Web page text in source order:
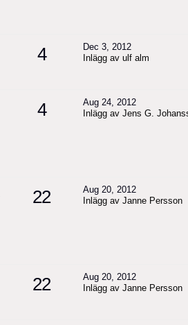
4
Dec 3, 2012
Inlägg av ulf alm
4
Aug 24, 2012
Inlägg av Jens G.
22
Aug 20, 2012
Inlägg av Janne Persson
22
Aug 20, 2012
Inlägg av Janne Persson